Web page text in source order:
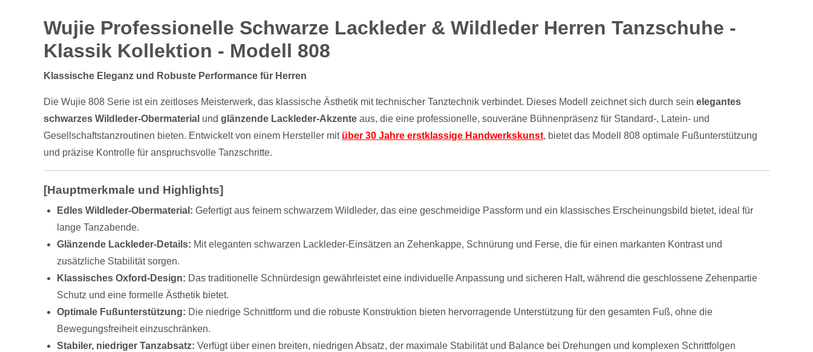
Wujie Professionelle Schwarze Lackleder & Wildleder Herren Tanzschuhe -
Klassik Kollektion - Modell 808
Klassische Eleganz und Robuste Performance für Herren
Die Wujie 808 Serie ist ein zeitloses Meisterwerk, das klassische Ästhetik mit technischer Tanztechnik verbindet. Dieses Modell zeichnet sich durch sein elegantes
schwarzes Wildleder-Obermaterial und glänzende Lackleder-Akzente aus, die eine professionelle, souveräne Bühnenpräsenz für Standard-, Latein- und
Gesellschaftstanzroutinen bieten. Entwickelt von einem Hersteller mit über 30 Jahre erstklassige Handwerkskunst, bietet das Modell 808 optimale Fußunterstützung
und präzise Kontrolle für anspruchsvolle Tanzschritte.
[Hauptmerkmale und Highlights]
Edles Wildleder-Obermaterial: Gefertigt aus feinem schwarzem Wildleder, das eine geschmeidige Passform und ein klassisches Erscheinungsbild bietet, ideal für
lange Tanzabende.
Glänzende Lackleder-Details: Mit eleganten schwarzen Lackleder-Einsätzen an Zehenkappe, Schnürung und Ferse, die für einen markanten Kontrast und
zusätzliche Stabilität sorgen.
Klassisches Oxford-Design: Das traditionelle Schnürdesign gewährleistet eine individuelle Anpassung und sicheren Halt, während die geschlossene Zehenpartie
Schutz und eine formelle Ästhetik bietet.
Optimale Fußunterstützung: Die niedrige Schnittform und die robuste Konstruktion bieten hervorragende Unterstützung für den gesamten Fuß, ohne die
Bewegungsfreiheit einzuschränken.
Stabiler, niedriger Tanzabsatz: Verfügt über einen breiten, niedrigen Absatz, der maximale Stabilität und Balance bei Drehungen und komplexen Schrittfolgen